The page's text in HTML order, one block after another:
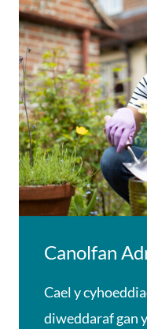
Canolfan
Cael y
diweddaraf gan